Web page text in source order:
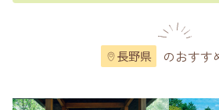
長野県 のおすす